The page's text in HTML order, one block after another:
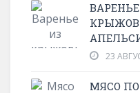
23
МЯСО